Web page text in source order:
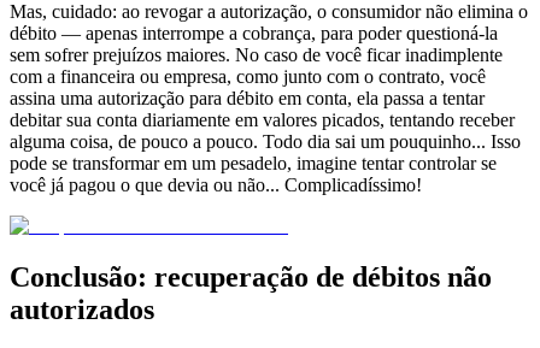
Mas, cuidado: ao revogar a autorização, o consumidor não elimina o
débito — apenas interrompe a cobrança, para poder questioná-la
sem sofrer prejuízos maiores. No caso de você ficar inadimplente
com a financeira ou empresa, como junto com o contrato, você
assina uma autorização para débito em conta, ela passa a tentar
debitar sua conta diariamente em valores picados, tentando receber
alguma coisa, de pouco a pouco. Todo dia sai um pouquinho... Isso
pode se transformar em um pesadelo, imagine tentar controlar se
você já pagou o que devia ou não... Complicadíssimo!
Conclusão: recuperação de débitos não
autorizados